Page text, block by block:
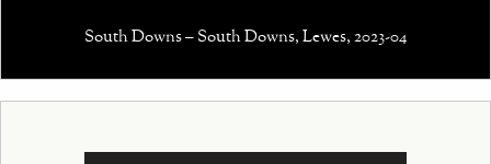
South Downs – South Downs, Lewes, 2023-04